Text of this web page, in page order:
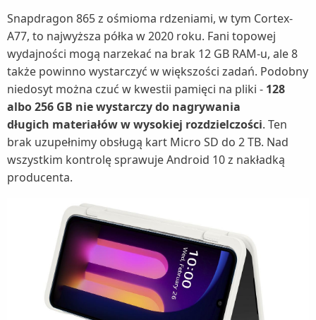
Snapdragon 865 z ośmioma rdzeniami, w tym Cortex-
A77, to najwyższa półka w 2020 roku. Fani topowej
wydajności mogą narzekać na brak 12 GB RAM-u, ale 8
także powinno wystarczyć w większości zadań. Podobny
niedosyt można czuć w kwestii pamięci na pliki - 128
albo 256 GB nie wystarczy do nagrywania
długich materiałów w wysokiej rozdzielczości. Ten
brak uzupełnimy obsługą kart Micro SD do 2 TB. Nad
wszystkim kontrolę sprawuje Android 10 z nakładką
producenta.